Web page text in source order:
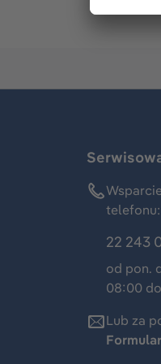
telefonu:
22 243
od pon.
08:00
Lub za